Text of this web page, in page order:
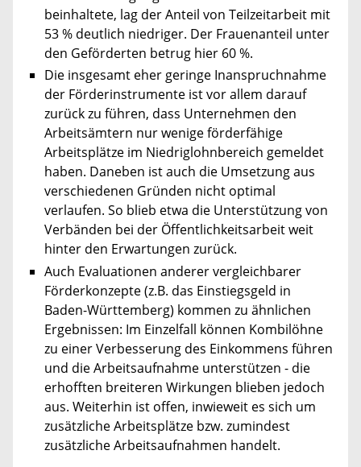
beinhaltete, lag der Anteil von Teilzeitarbeit mit
53 % deutlich niedriger. Der Frauenanteil unter
den Geförderten betrug hier 60 %.
Die insgesamt eher geringe Inanspruchnahme
der Förderinstrumente ist vor allem darauf
zurück zu führen, dass Unternehmen den
Arbeitsämtern nur wenige förderfähige
Arbeitsplätze im Niedriglohnbereich gemeldet
haben. Daneben ist auch die Umsetzung aus
verschiedenen Gründen nicht optimal
verlaufen. So blieb etwa die Unterstützung von
Verbänden bei der Öffentlichkeitsarbeit weit
hinter den Erwartungen zurück.
Auch Evaluationen anderer vergleichbarer
Förderkonzepte (z.B. das Einstiegsgeld in
Baden-Württemberg) kommen zu ähnlichen
Ergebnissen: Im Einzelfall können Kombilöhne
zu einer Verbesserung des Einkommens führen
und die Arbeitsaufnahme unterstützen - die
erhofften breiteren Wirkungen blieben jedoch
aus. Weiterhin ist offen, inwieweit es sich um
zusätzliche Arbeitsplätze bzw. zumindest
zusätzliche Arbeitsaufnahmen handelt.